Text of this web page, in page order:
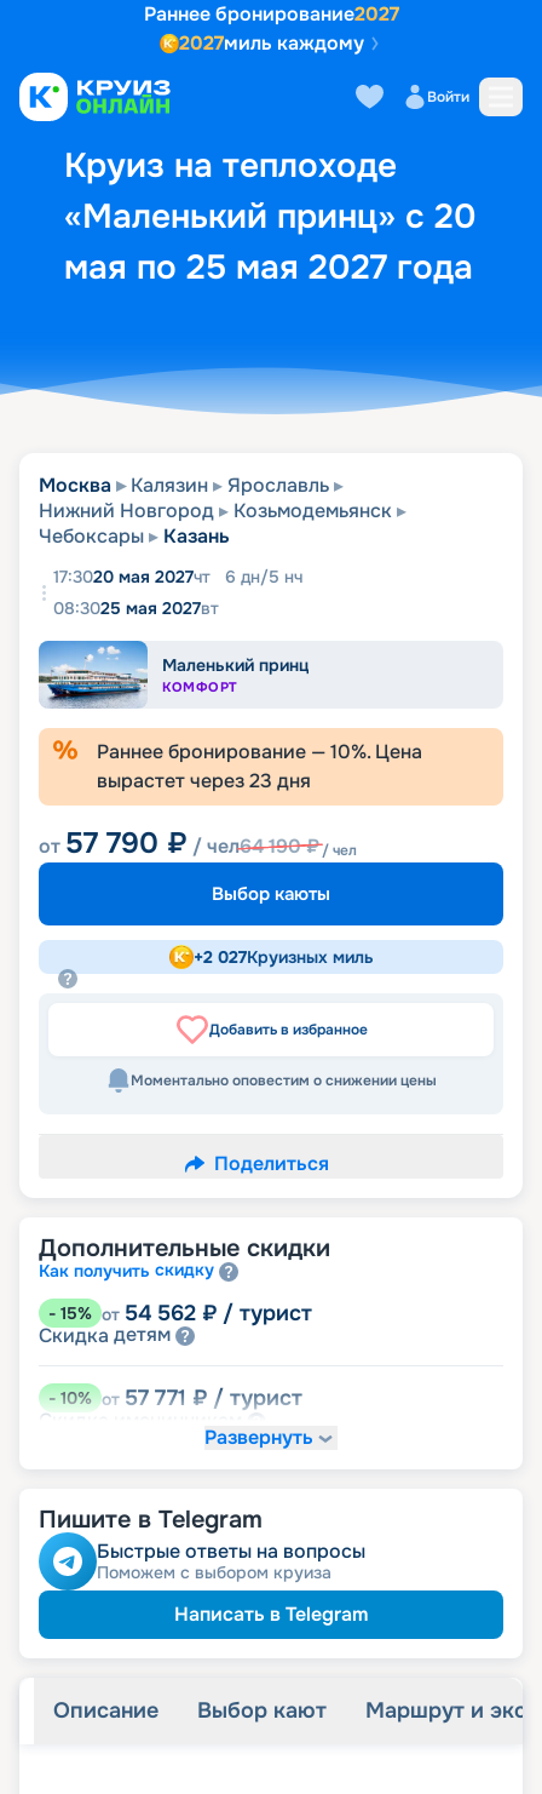
Раннее бронирование2027
2027миль каждому
Войти
Круиз на теплоходе
«Маленький принц» с 20
мая по 25 мая 2027 года
Выбор кают Маршрут и
Москва Калязин
Ярославль
Нижний Новгород
Козьмодемьянск
Чебоксары
Казань
17:3020 мая 2027чт 6 дн/5 нч
08:3025 мая 2027вт
Маленький принц
КОМФОРТ
Раннее бронирование —10%. Цена
вырастет через23 дня
от 57 790 ₽ / чел64 190₽/ чел
Выбор каюты
+2 027Круизных миль
Добавить в избранное
Моментально оповестим о снижении цены
Поделиться
Дополнительные скидки
Как получить скидку
- 15% от 54 562 ₽ / турист
Скидка детям
-10% от 57 771 ₽ / турист
Скидка
Скидка на юбилей свадьбы, кратный 5-ти
-5% от 60 981 ₽/ турист
Скидкапенсионерам
Развернуть
Пишите в Telegram
Быстрые ответы на вопросы
Поможем с выбором круиза
Написать в Telegram
Описание Выбор кают Маршрут и